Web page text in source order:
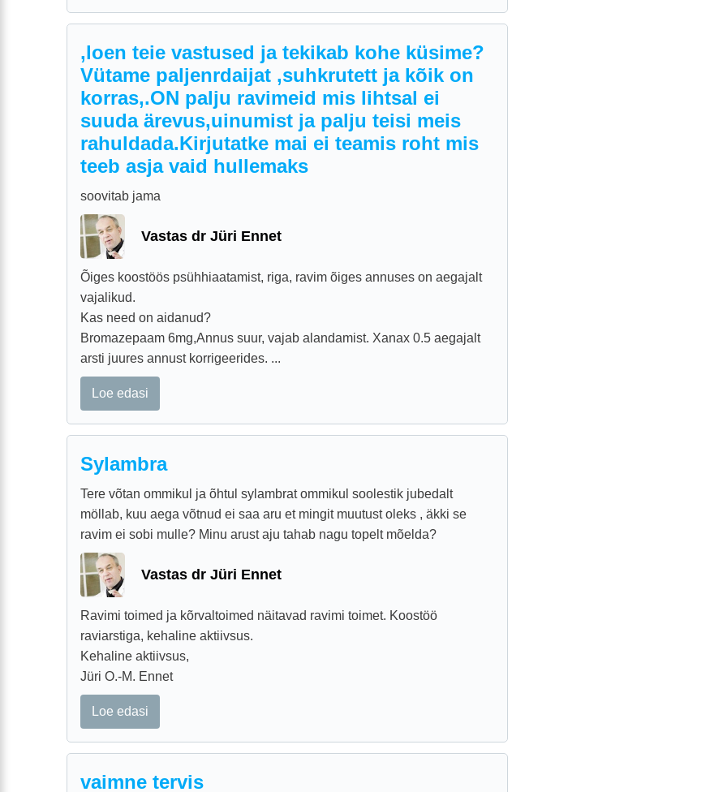
,loen teie vastused ja tekikab kohe küsime?
Vütame paljenrdaijat ,suhkrutett ja kõik on
korras,.ON palju ravimeid mis lihtsal ei
suuda ärevus,uinumist ja palju teisi meis
rahuldada.Kirjutatke mai ei teamis roht mis
teeb asja vaid hullemaks
soovitab jama
Vastas dr Jüri Ennet
Õiges koostöös psühhiaatamist, riga, ravim õiges annuses on aegajalt
vajalikud.
Kas need on aidanud?
Bromazepaam 6mg,Annus suur, vajab alandamist. Xanax 0.5 aegajalt
arsti juures annust korrigeerides. ...
Loe edasi
Sylambra
Tere võtan ommikul ja õhtul sylambrat ommikul soolestik jubedalt
möllab, kuu aega võtnud ei saa aru et mingit muutust oleks , äkki se
ravim ei sobi mulle? Minu arust aju tahab nagu topelt mõelda?
Vastas dr Jüri Ennet
Ravimi toimed ja kõrvaltoimed näitavad ravimi toimet. Koostöö
raviarstiga, kehaline aktiivsus.
Kehaline aktiivsus,
Jüri O.-M. Ennet
Loe edasi
vaimne tervis